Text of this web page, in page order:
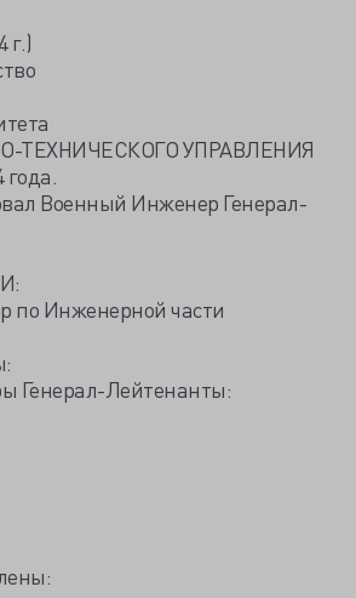
г.)
ТЕХНИЧЕСКОГО УПРАВЛЕНИЯ
Военный Инженер Генерал-
по Инженерной части
Генерал-Лейтенанты: